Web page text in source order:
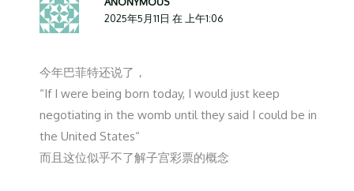
2025年5月11日 在 上午1:06
今年巴菲特还说了，
“If I were being born today, I would just keep
negotiating in the womb until they said I could be in
the United States“
而且这位似乎不了解子宫彩票的概念